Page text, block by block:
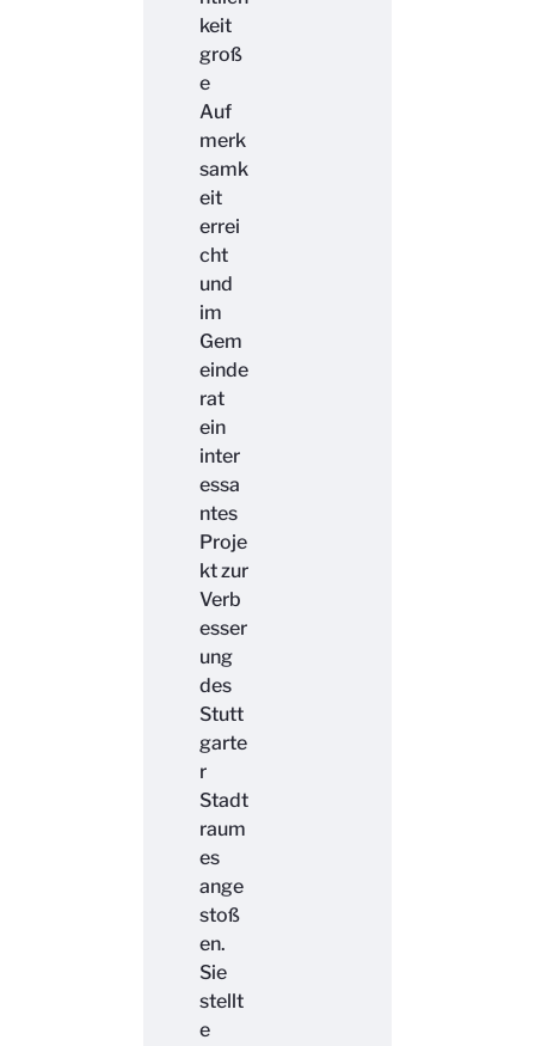
keit
groß
e
Auf
merk
samk
eit
errei
cht
und
im
Gem
einde
rat
ein
inter
essa
ntes
Proje
kt zur
Verb
esser
ung
des
Stutt
garte
r
Stadt
raum
es
ange
stoß
en.
Sie
stellt
e